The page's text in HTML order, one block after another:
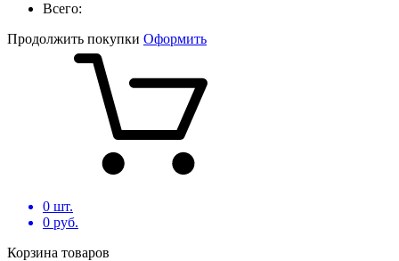
Всего:
Продолжить покупки Оформить
0 шт.
0 руб.
Корзина товаров